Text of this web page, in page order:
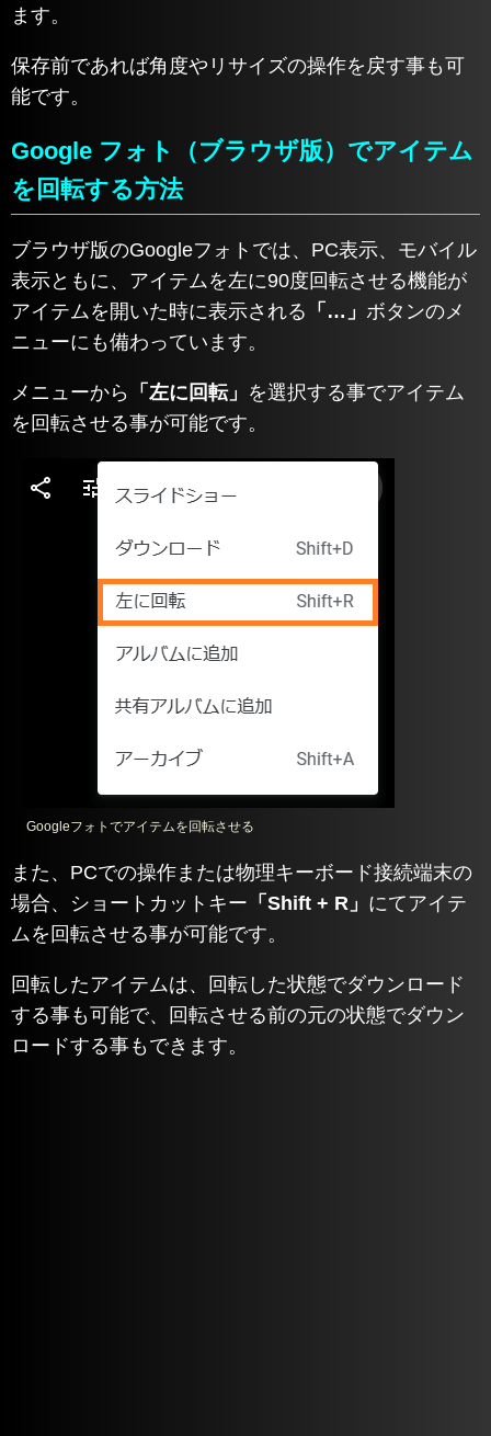
ます。
保存前であれば角度やリサイズの操作を戻す事も可
能です。
Google フォト（ブラウザ版）でアイテム
を回転する方法
ブラウザ版のGoogleフォトでは、PC表示、モバイル
表示ともに、アイテムを左に90度回転させる機能が
アイテムを開いた時に表示される 「…」 ボタンのメ
ニューにも備わっています。
メニューから 「左に回転」 を選択する事でアイテム
を回転させる事が可能です。
Googleフォトでアイテムを回転させる
また、PCでの操作または物理キーボード接続端末の
場合、ショートカットキー 「Shift + R」 にてアイテ
ムを回転させる事が可能です。
回転したアイテムは、回転した状態でダウンロード
する事も可能で、回転させる前の元の状態でダウン
ロードする事もできます。